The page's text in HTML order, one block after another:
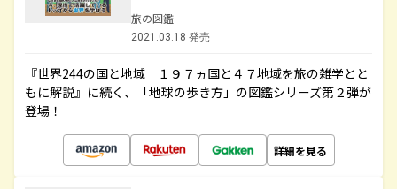
旅の図鑑
2021.03.18 発売
『世界244の国と地域 １９７ヵ国と４７地域を旅の雑学とと
もに解説』に続く、「地球の歩き方」の図鑑シリーズ第２弾が
登場！
詳細を見る